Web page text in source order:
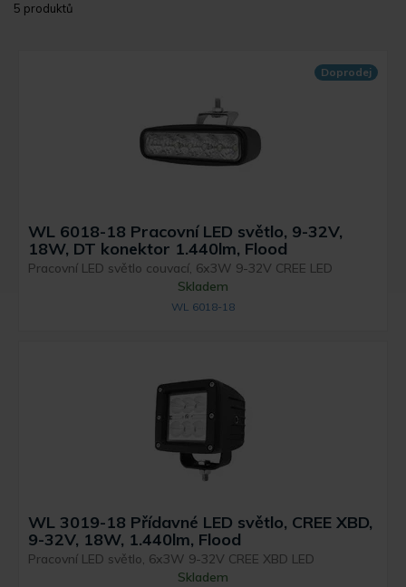
5 produktů
Doprodej
WL 6018-18 Pracovní LED světlo, 9-32V,
18W, DT konektor 1.440lm, Flood
Pracovní LED světlo couvací, 6x3W 9-32V CREE LED
Skladem
WL 6018-18
WL 3019-18 Přídavné LED světlo, CREE XBD,
9-32V, 18W, 1.440lm, Flood
Pracovní LED světlo, 6x3W 9-32V CREE XBD LED
Skladem